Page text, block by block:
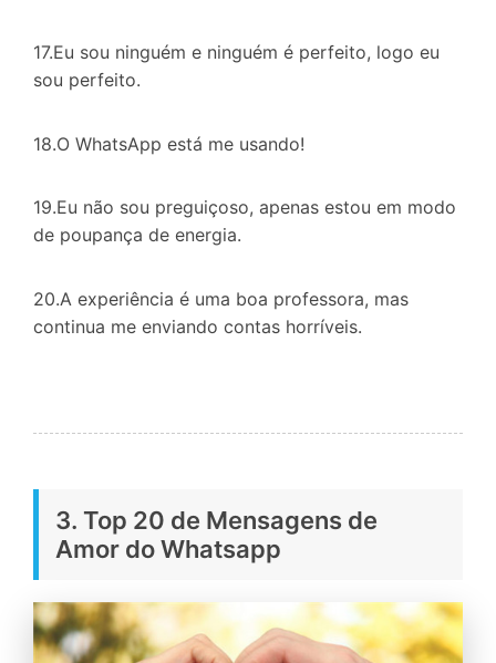
17.Eu sou ninguém e ninguém é perfeito, logo eu
sou perfeito.
18.O WhatsApp está me usando!
19.Eu não sou preguiçoso, apenas estou em modo
de poupança de energia.
20.A experiência é uma boa professora, mas
continua me enviando contas horríveis.
3. Top 20 de Mensagens de
Amor do Whatsapp